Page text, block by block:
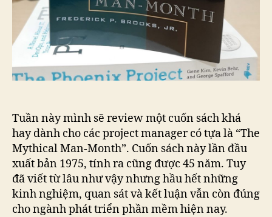
Tuần này mình sẽ review một cuốn sách khá
hay dành cho các project manager có tựa là “The
Mythical Man-Month”. Cuốn sách này lần đầu
xuất bản 1975, tính ra cũng được 45 năm. Tuy
đã viết từ lâu như vậy nhưng hầu hết những
kinh nghiệm, quan sát và kết luận vẫn còn đúng
cho ngành phát triển phần mềm hiện nay.